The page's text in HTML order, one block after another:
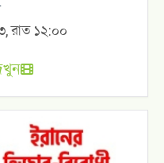
রাত ১২:০০